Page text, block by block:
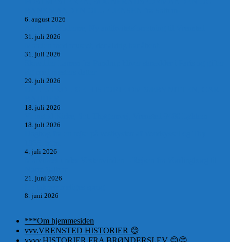
6. august 2026
31. juli 2026
31. juli 2026
29. juli 2026
18. juli 2026
18. juli 2026
4. juli 2026
21. juni 2026
8. juni 2026
***Om hjemmesiden
vvv.VRENSTED HISTORIER 😊